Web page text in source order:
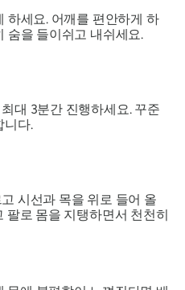
하세요. 어깨를 편안하게 하
숨을 들이쉬고 내쉬세요.
대 3분간 진행하세요. 꾸준
니다.
시선과 목을 위로 들어 올
팔로 몸을 지탱하면서 천천히